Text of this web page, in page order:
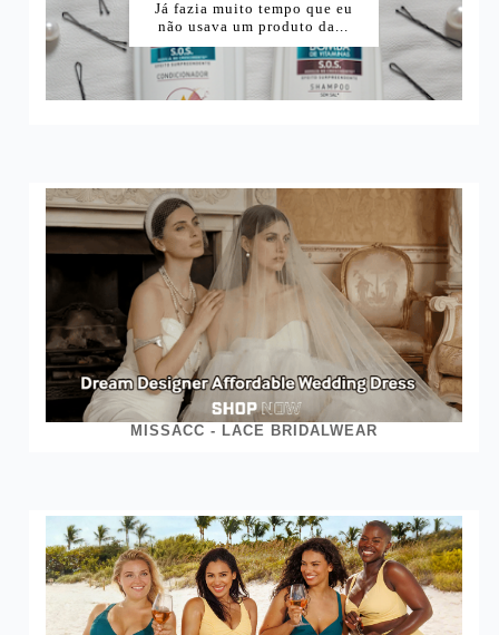
DE VITAMINAS SKALA...
Já fazia muito tempo que eu
não usava um produto da...
MISSACC - LACE BRIDALWEAR